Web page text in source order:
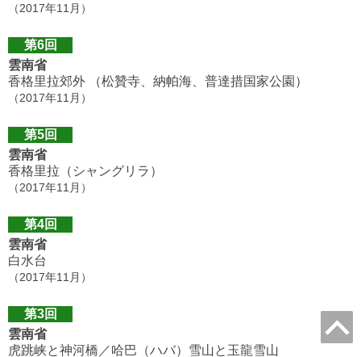
（2017年11月）
第6回
雲南省
香格里拉郊外 （松贊寺、納帕海、普達措国家公園）
（2017年11月）
第5回
雲南省
香格里拉（シャングリラ）
（2017年11月）
第4回
雲南省
白水台
（2017年11月）
第3回
雲南省
虎跳峡と神河橋／哈巴（ハバ）雪山と玉龍雪山